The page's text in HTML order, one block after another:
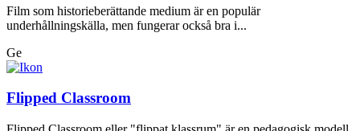
Film som historieberättande medium är en populär
underhållningskälla, men fungerar också bra i...
Ge
Flipped Classroom